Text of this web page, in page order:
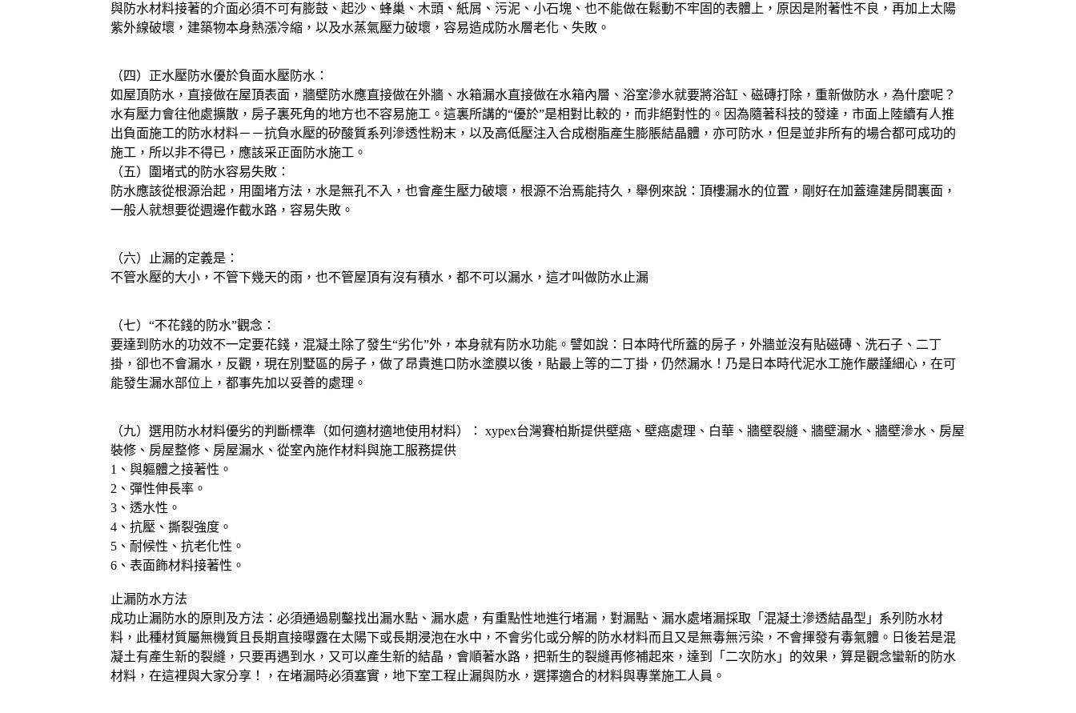
與防水材料接著的介面必須不可有膨鼓、起沙、蜂巢、木頭、紙屑、污泥、小石塊、也不能做在鬆動不牢固的表體上，原因是附著性不良，再加上太陽
紫外線破壞，建築物本身熱漲冷縮，以及水蒸氣壓力破壞，容易造成防水層老化、失敗。
（四）正水壓防水優於負面水壓防水：
如屋頂防水，直接做在屋頂表面，牆壁防水應直接做在外牆、水箱漏水直接做在水箱內層、浴室滲水就要將浴缸、磁磚打除，重新做防水，為什麼呢？
水有壓力會往他處擴散，房子裏死角的地方也不容易施工。這裏所講的“優於”是相對比較的，而非絕對性的。因為隨著科技的發達，市面上陸續有人推
出負面施工的防水材料－－抗負水壓的矽酸質系列滲透性粉末，以及高低壓注入合成樹脂產生膨脹結晶體，亦可防水，但是並非所有的場合都可成功的
施工，所以非不得已，應該采正面防水施工。
（五）圍堵式的防水容易失敗：
防水應該從根源治起，用圍堵方法，水是無孔不入，也會產生壓力破壞，根源不治焉能持久，舉例來說：頂樓漏水的位置，剛好在加蓋違建房間裏面，
一般人就想要從週邊作截水路，容易失敗。
（六）止漏的定義是：
不管水壓的大小，不管下幾天的雨，也不管屋頂有沒有積水，都不可以漏水，這才叫做防水止漏
（七）“不花錢的防水”觀念：
要達到防水的功效不一定要花錢，混凝土除了發生“劣化”外，本身就有防水功能。譬如說：日本時代所蓋的房子，外牆並沒有貼磁磚、洗石子、二丁
掛，卻也不會漏水，反觀，現在別墅區的房子，做了昂貴進口防水塗膜以後，貼最上等的二丁掛，仍然漏水！乃是日本時代泥水工施作嚴謹細心，在可
能發生漏水部位上，都事先加以妥善的處理。
（九）選用防水材料優劣的判斷標準（如何適材適地使用材料）： xypex台灣賽柏斯提供壁癌、壁癌處理、白華、牆壁裂縫、牆壁漏水、牆壁滲水、房屋
裝修、房屋整修、房屋漏水、從室內施作材料與施工服務提供
1、與軀體之接著性。
2、彈性伸長率。
3、透水性。
4、抗壓、撕裂強度。
5、耐候性、抗老化性。
6、表面飾材料接著性。
止漏防水方法
成功止漏防水的原則及方法：必須通過剔鑿找出漏水點、漏水處，有重點性地進行堵漏，對漏點、漏水處堵漏採取「混凝土滲透結晶型」系列防水材
料，此種材質屬無機質且長期直接曝露在太陽下或長期浸泡在水中，不會劣化或分解的防水材料而且又是無毒無污染，不會揮發有毒氣體。日後若是混
凝土有產生新的裂縫，只要再遇到水，又可以產生新的結晶，會順著水路，把新生的裂縫再修補起來，達到「二次防水」的效果，算是觀念蠻新的防水
材料，在這裡與大家分享！，在堵漏時必須塞實，地下室工程止漏與防水，選擇適合的材料與專業施工人員。